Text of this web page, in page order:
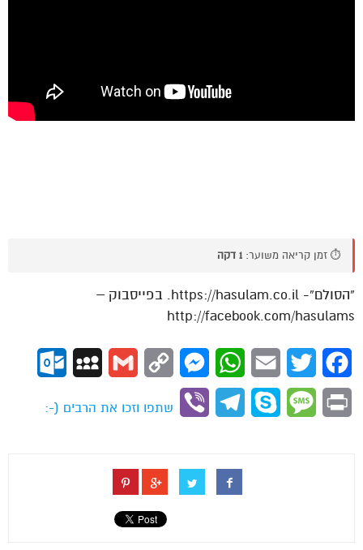
⏱️ זמן קריאה משוער: 1 דקה
“הסולם”- https://hasulam.co.il. בפייסבוק –
http://facebook.com/hasulams
Facebook
Twitter
Email
WhatsApp
Messenger
Copy
Gmail
MySpace
Print
Message
Skype
Telegram
Viber
שתפו וזכו את הרבים (-: